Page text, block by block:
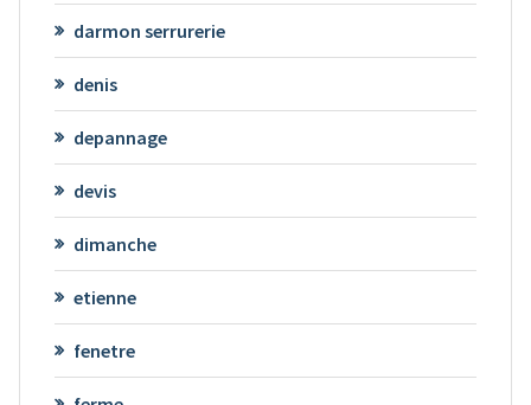
darmon serrurerie
denis
depannage
devis
dimanche
etienne
fenetre